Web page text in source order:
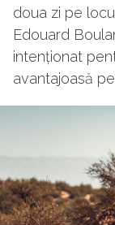
doua zi pe
Edouard
intenționat
avantajoasă